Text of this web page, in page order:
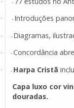
-
· - Introduções
· - Diagramas,
· -Concordância
· - Harpa Cristã
Capa luxo cor
douradas.